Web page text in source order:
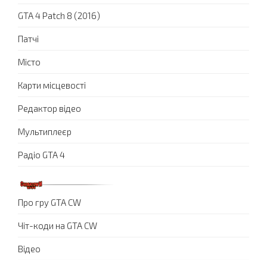
GTA 4 Patch 8 (2016)
Патчі
Місто
Карти місцевості
Редактор відео
Мультиплеєр
Радіо GTA 4
Про гру GTA CW
Чіт-коди на GTA CW
Відео